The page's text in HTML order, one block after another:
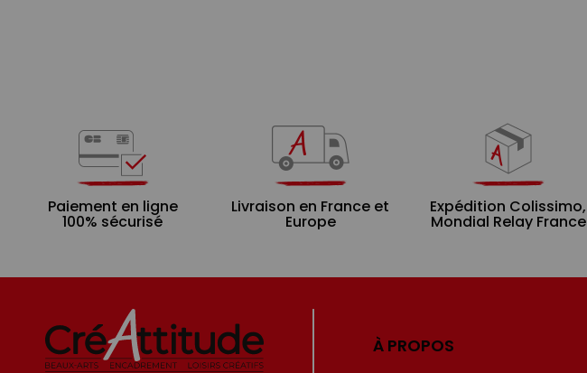
Paiement en ligne
100% sécurisé
Livraison en France et
Europe
Expédition Colissimo,
Mondial Relay France
À PROPOS